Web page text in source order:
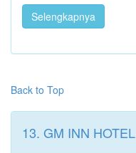
Selengkapnya
Back to Top
13. GM INN HOTEL